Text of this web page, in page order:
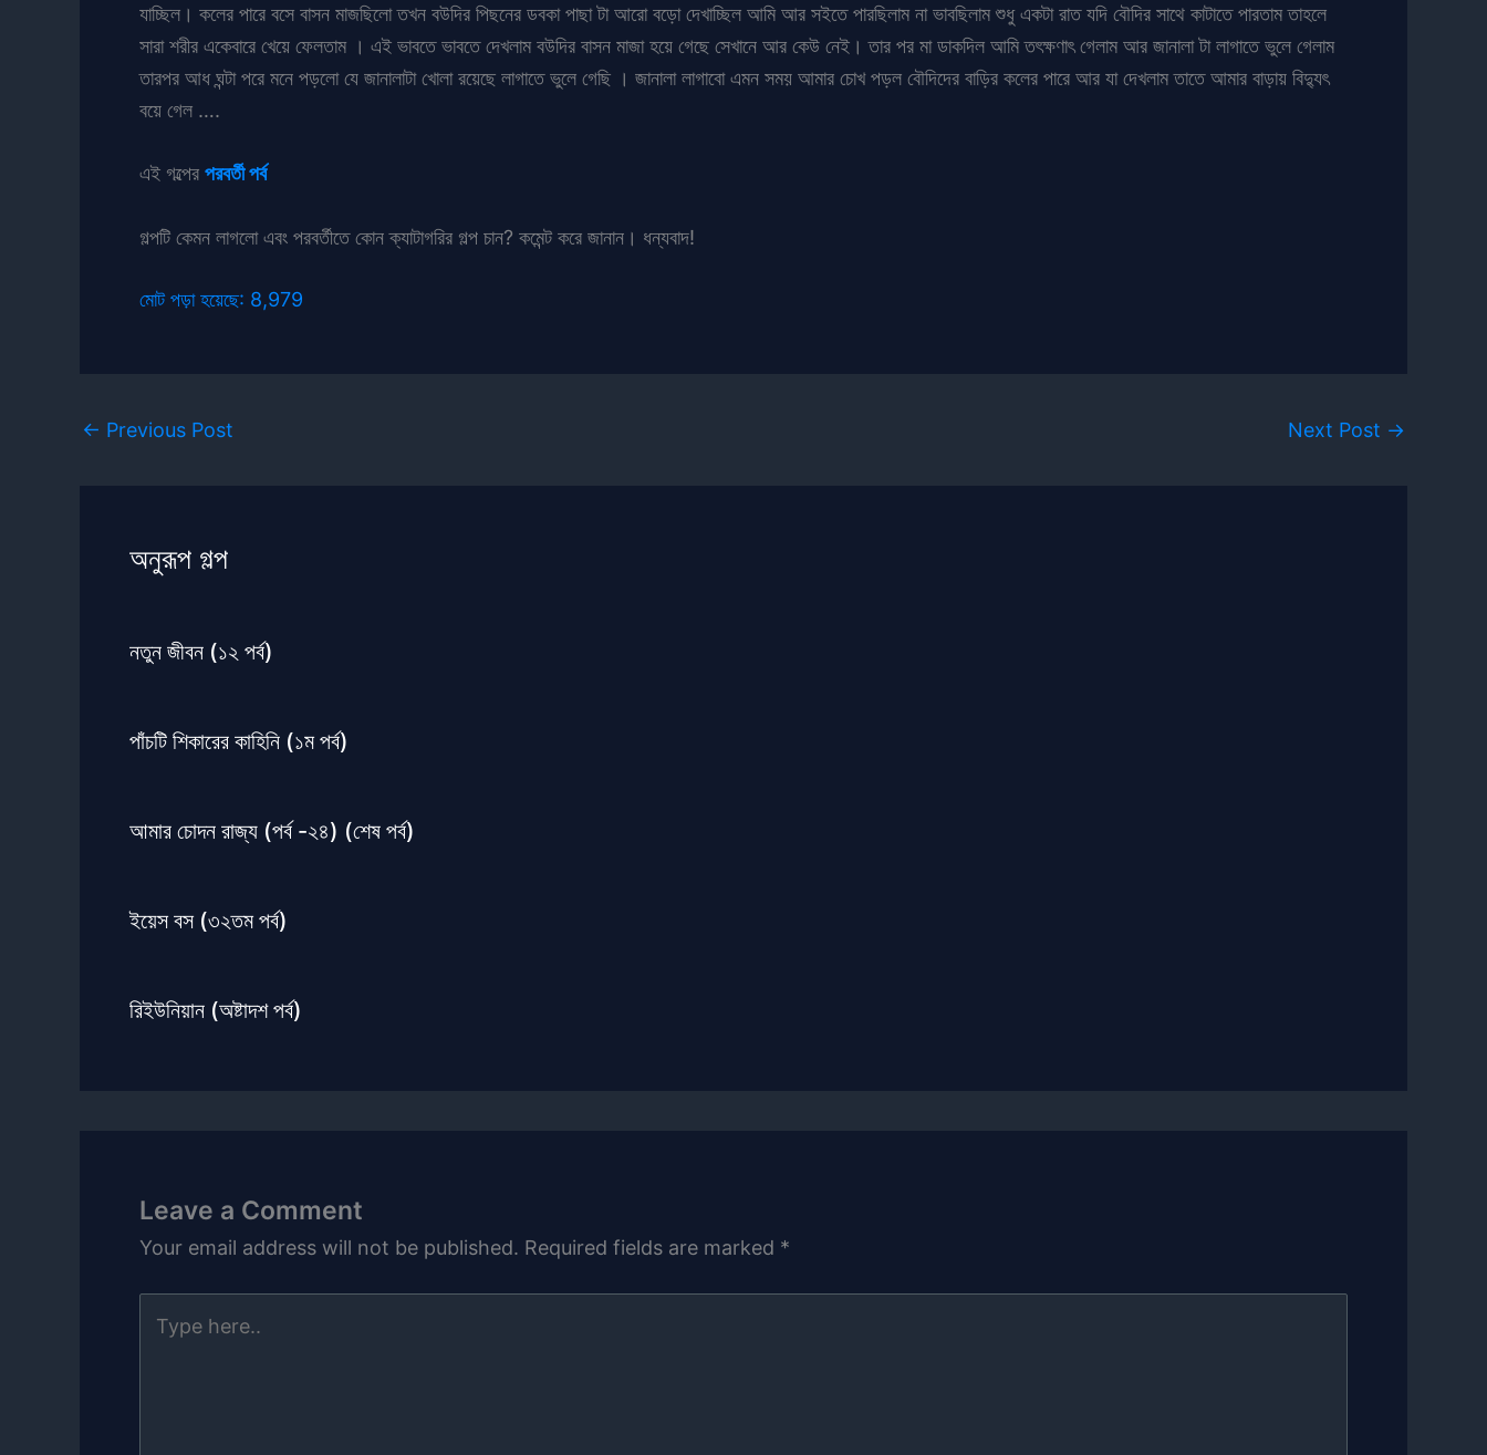
যাচ্ছিল। কলের পারে বসে বাসন মাজছিলো তখন বউদির পিছনের ডবকা পাছা টা আরো বড়ো দেখাচ্ছিল আমি আর সইতে পারছিলাম না ভাবছিলাম শুধু একটা রাত যদি বৌদির সাথে কাটাতে পারতাম তাহলে
সারা শরীর একেবারে খেয়ে ফেলতাম । এই ভাবতে ভাবতে দেখলাম বউদির বাসন মাজা হয়ে গেছে সেখানে আর কেউ নেই। তার পর মা ডাকদিল আমি তৎক্ষণাৎ গেলাম আর জানালা টা লাগাতে ভুলে গেলাম
তারপর আধ ঘন্টা পরে মনে পড়লো যে জানালাটা খোলা রয়েছে লাগাতে ভুলে গেছি । জানালা লাগাবো এমন সময় আমার চোখ পড়ল বৌদিদের বাড়ির কলের পারে আর যা দেখলাম তাতে আমার বাড়ায় বিদ্যুৎ
বয়ে গেল ….
এই গল্পের পরবর্তী পর্ব
গল্পটি কেমন লাগলো এবং পরবর্তীতে কোন ক্যাটাগরির গল্প চান? কমেন্ট করে জানান। ধন্যবাদ!
মোট পড়া হয়েছে: 8,979
← Previous Post Next Post →
অনুরূপ গল্প
নতুন জীবন (১২ পর্ব)
পাঁচটি শিকারের কাহিনি (১ম পর্ব)
আমার চোদন রাজ্য (পর্ব -২৪) (শেষ পর্ব)
ইয়েস বস (৩২তম পর্ব)
রিইউনিয়ান (অষ্টাদশ পর্ব)
Leave a Comment
Your email address will not be published. Required fields are marked *
here..